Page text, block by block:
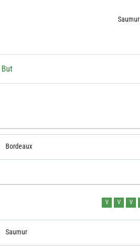
Saumur
But
Bordeaux
V V V
Saumur